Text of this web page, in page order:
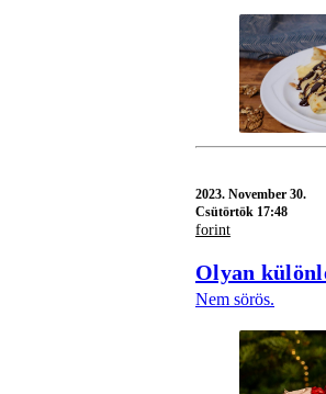
2023. November 30.
Csütörtök 17:48
forint
Olyan
Nem sörös.